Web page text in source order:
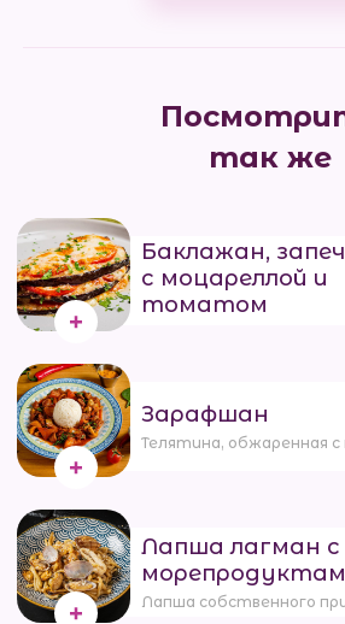
так же
Баклажан,
с моцареллой и
томатом
Зарафшан
Телятина, обжаренная
Лапша лагман с
Лапша собственного